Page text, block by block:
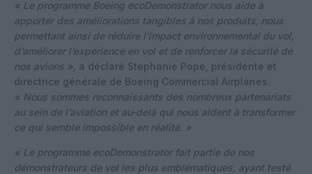
« Le programme Boeing ecoDemonstrator nous aide à
apporter des améliorations tangibles à nos produits, nous
permettant ainsi de réduire l’impact environnemental du vol,
d’améliorer l’expérience en vol et de renforcer la sécurité de
nos avions », a déclaré Stephanie Pope, présidente et
directrice générale de Boeing Commercial Airplanes.
« Nous sommes reconnaissants des nombreux partenariats
au sein de l’aviation et au-delà qui nous aident à transformer
ce qui semble impossible en réalité. »
« Le programme ecoDemonstrator fait partie de nos
démonstrateurs de vol les plus emblématiques, ayant testé